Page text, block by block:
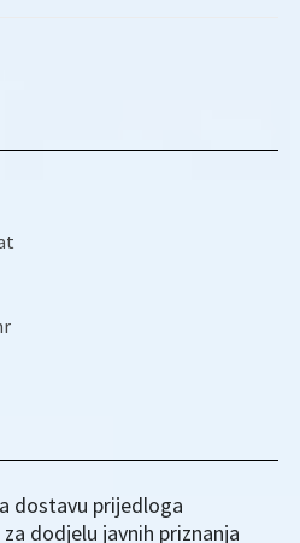
dostavu prijedloga
dodjelu javnih priznanja